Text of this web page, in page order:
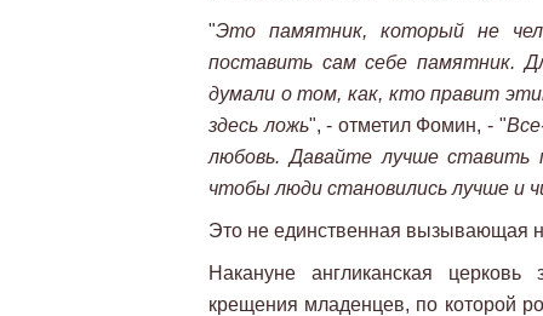
"Это памятник, который не
поставить сам себе памятник.
думали о том, как, кто правит
здесь ложь", - отметил Фомин, - "
любовь. Давайте лучше ставить
чтобы люди становились лучше и
Это не единственная вызывающая
Накануне англиканская
крещения младенцев, по которой